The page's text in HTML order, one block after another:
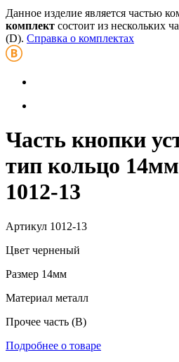
Данное изделие является частью
комплект состоит из нескольких
(D). Справка о комплектах
Часть кнопки
тип кольцо
1012-13
Артикул 1012-13
Цвет черненый
Размер 14мм
Материал металл
Прочее часть (В)
Подробнее о товаре